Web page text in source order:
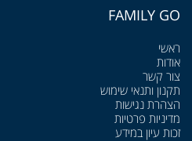
FAMILY GO
ראשי
אודות
צור קשר
תקנון ותנאי שימוש
הצהרת נגישות
מדיניות פרטיות
זכות עיון במידע